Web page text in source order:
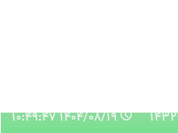
۱۴۰۴/۰۸/۱۹ ۱۰:۴۹:۴۷